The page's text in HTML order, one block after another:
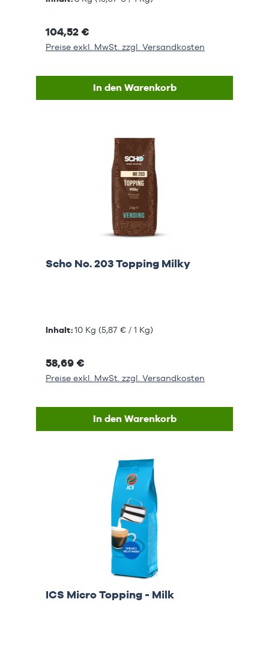
104,52 €
Preise exkl. MwSt. zzgl. Versandkosten
In den Warenkorb
Scho No. 203 Topping Milky
Inhalt:10 Kg (5,87 € / 1 Kg)
58,69 €
Preise exkl. MwSt. zzgl. Versandkosten
In den Warenkorb
ICS Micro Topping - Milk